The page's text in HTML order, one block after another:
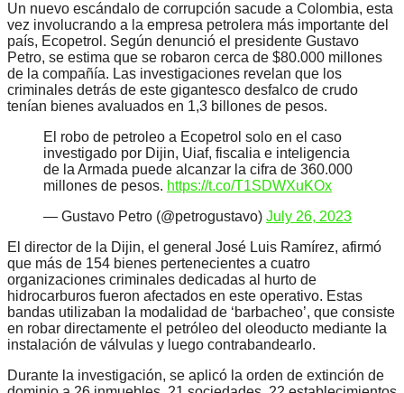
Un nuevo escándalo de corrupción sacude a Colombia, esta
vez involucrando a la empresa petrolera más importante del
país, Ecopetrol. Según denunció el presidente Gustavo
Petro, se estima que se robaron cerca de $80.000 millones
de la compañía. Las investigaciones revelan que los
criminales detrás de este gigantesco desfalco de crudo
tenían bienes avaluados en 1,3 billones de pesos.
El robo de petroleo a Ecopetrol solo en el caso
investigado por Dijin, Uiaf, fiscalia e inteligencia
de la Armada puede alcanzar la cifra de 360.000
millones de pesos. https://t.co/T1SDWXuKOx
— Gustavo Petro (@petrogustavo) July 26, 2023
El director de la Dijin, el general José Luis Ramírez, afirmó
que más de 154 bienes pertenecientes a cuatro
organizaciones criminales dedicadas al hurto de
hidrocarburos fueron afectados en este operativo. Estas
bandas utilizaban la modalidad de ‘barbacheo’, que consiste
en robar directamente el petróleo del oleoducto mediante la
instalación de válvulas y luego contrabandearlo.
Durante la investigación, se aplicó la orden de extinción de